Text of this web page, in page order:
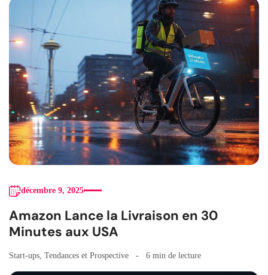
décembre 9, 2025
Amazon Lance la Livraison en 30
Minutes aux USA
Start-ups Tendances et Prospective 6 min de lecture